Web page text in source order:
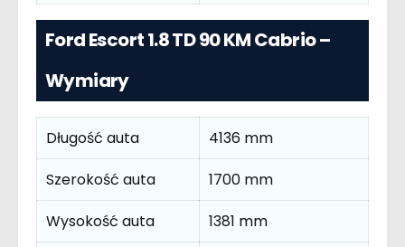
Ford Escort 1.8 TD 90 KM Cabrio –
Wymiary
Długość auta
4136 mm
Szerokość auta
1700 mm
Wysokość auta
1381 mm